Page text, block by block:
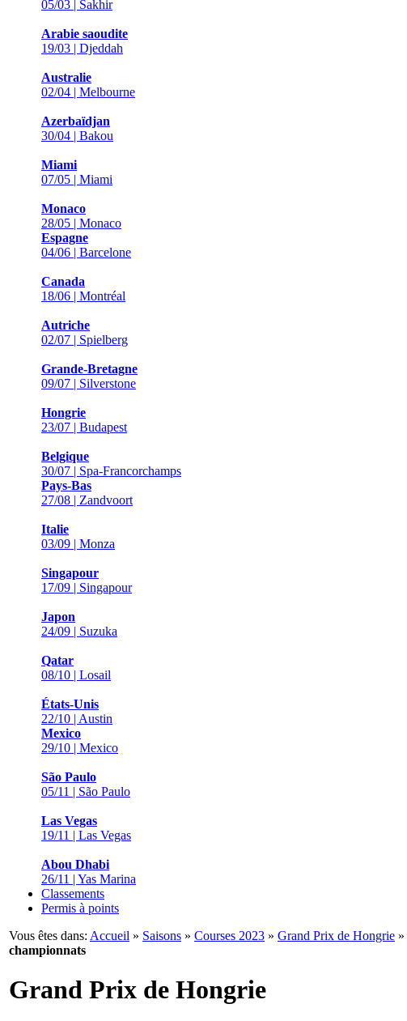
05/03 | Sakhir
Arabie saoudite
19/03 | Djeddah
Australie
02/04 | Melbourne
Azerbaïdjan
30/04 | Bakou
Miami
07/05 | Miami
Monaco
28/05 | Monaco
Espagne
04/06 | Barcelone
Canada
18/06 | Montréal
Autriche
02/07 | Spielberg
Grande-Bretagne
09/07 | Silverstone
Hongrie
23/07 | Budapest
Belgique
30/07 | Spa-Francorchamps
Pays-Bas
27/08 | Zandvoort
Italie
03/09 | Monza
Singapour
17/09 | Singapour
Japon
24/09 | Suzuka
Qatar
08/10 | Losail
États-Unis
22/10 | Austin
Mexico
29/10 | Mexico
São Paulo
05/11 | São Paulo
Las Vegas
19/11 | Las Vegas
Abou Dhabi
26/11 | Yas Marina
Classements
Permis à points
Vous êtes dans: Accueil » Saisons » Courses 2023 » Grand Prix de Hongrie »
championnats
Grand Prix de Hongrie